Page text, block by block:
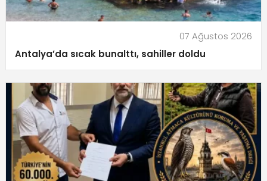
07 Ağustos 2026
Antalya’da sıcak bunalttı, sahiller doldu